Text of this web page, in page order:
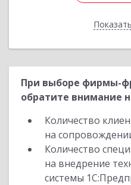
При выборе фирмы-
обратите внимание
Количество
на
Количество
на внедрение
системы